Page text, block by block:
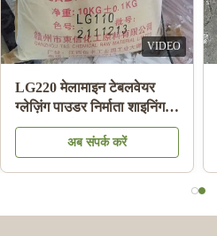
VIDEO
LG220 मेलामाइन टेबलवेयर
ग्लेज़िंग पाउडर निर्माता शाइनिंग
मेलामाइन प्लेट एचएस कोड
39092000 . के लिए
अब संपर्क करें